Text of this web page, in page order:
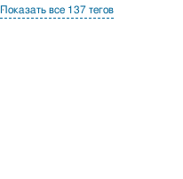
Показать все 137 тегов